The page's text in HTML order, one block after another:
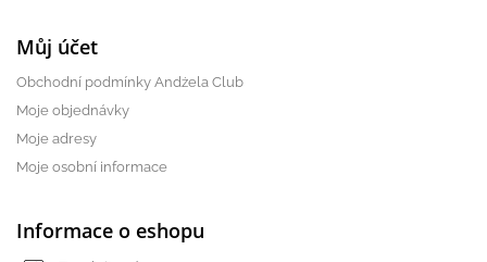
Můj účet
Obchodní podmínky Andżela Club
Moje objednávky
Moje adresy
Moje osobní informace
Informace o eshopu